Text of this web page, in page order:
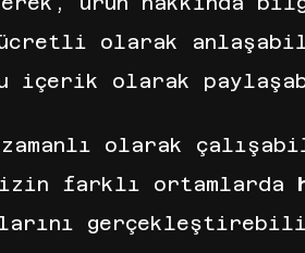
ücretli olarak
içerik olarak
olarak
farklı ortamlarda